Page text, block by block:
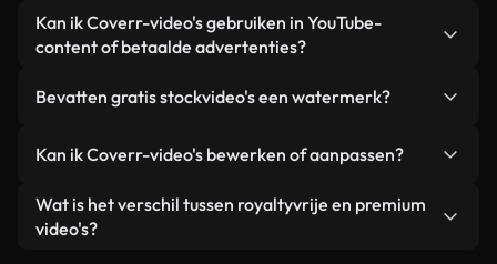
statistieken zoals LCP verbeterd.
enkele seconden een gepersonaliseerde video die
voldoet aan onze licentievoorwaarden.
Naamsvermelding is niet vereist. Alle video's in
onze stockbibliotheek zijn royaltyvrij en kunnen
hoewel dit altijd op prijs wordt gesteld.
Kan ik Coverr-video's gebruiken in YouTube-
content of betaalde advertenties?
gebruikt in YouTube-video's met advertentie-
advertenties van klanten, zolang je de beelden
een losstaand product.
Bevatten gratis stockvideo's een watermerk?
zijn of door AI gegenereerd – bevat watermerken.
Je krijgt schoon, direct bruikbaar beeldmateriaal.
Kan ik Coverr-video's bewerken of aanpassen?
Ja. Je mag onze video's inkorten, bijsnijden of
remixen. Zorg er wel voor dat het eindproduct
Wat is het verschil tussen royaltyvrije en premium
video's?